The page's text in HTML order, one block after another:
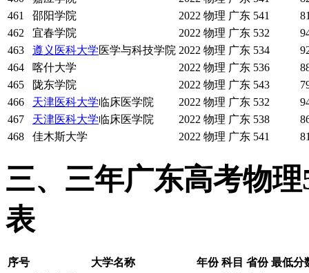
461
邵阳学院 2022 物理 广东 541
462
宜春学院 2022 物理 广东 532
463
遵义医科大学医学与科技学院 2022 物理 广东 534
464
喀什大学 2022 物理 广东 536
465
陇东学院 2022 物理 广东 543
466
天津医科大学临床医学院 2022 物理 广东 532
467
天津医科大学临床医学院 2022 物理 广东 538
468
佳木斯大学 2022 物理 广东 541
三、三年广东高考物
表
序号 大学名称 年份 科目 省份 最低分